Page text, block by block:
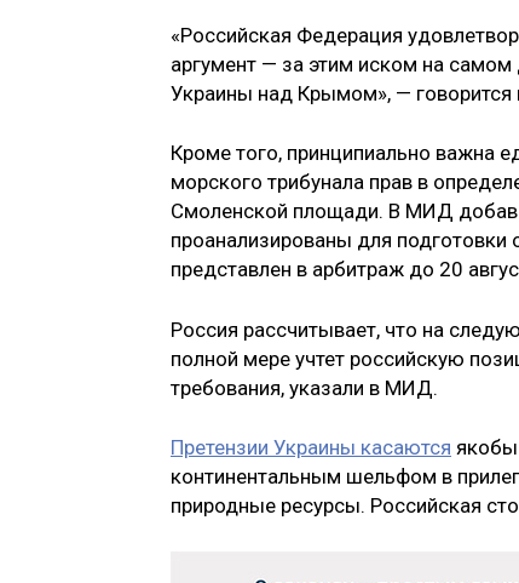
«Российская Федерация
аргумент — за этим иском на
Украины над Крымом», — говорится
Кроме того, принципиально важна
морского трибунала прав в
Смоленской площади. В МИД
проанализированы для
представлен в арбитраж до 20
Россия рассчитывает, что на
полной мере учтет российскую
требования, указали в МИД.
Претензии Украины касаются якобы
континентальным шельфом в
природные ресурсы. Российская